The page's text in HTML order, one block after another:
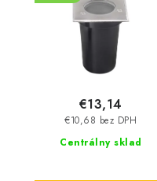
Centrálny sklad
€10,68 bez DPH
€13,14